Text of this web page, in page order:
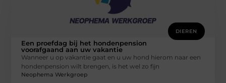
DIEREN
Een proefdag bij het hondenpension
voorafgaand aan uw vakantie
Wanneer u op vakantie gaat en u uw hond hierom naar een
hondenpension wilt brengen, is het wel zo fijn
Neophema Werkgroep